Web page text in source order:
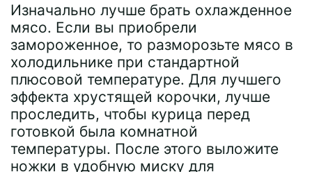
Изначально лучше брать охлажденное
мясо. Если вы приобрели
замороженное, то разморозьте мясо в
холодильнике при стандартной
плюсовой температуре. Для лучшего
эффекта хрустящей корочки, лучше
проследить, чтобы курица перед
готовкой была комнатной
температуры. После этого выложите
ножки в удобную миску для